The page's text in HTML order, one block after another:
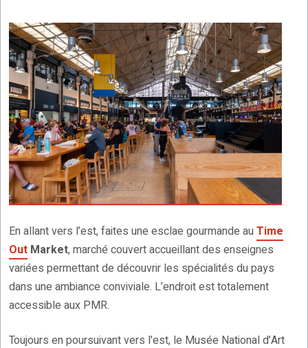
En allant vers l’est, faites une esclae gourmande auTime
Out Market, marché couvert accueillant des enseignes
variées permettant de découvrir les spécialités du pays
dans une ambiance conviviale. L’endroit est totalement
accessible aux PMR.
Toujours en poursuivant vers l’est, le Musée National d’Art